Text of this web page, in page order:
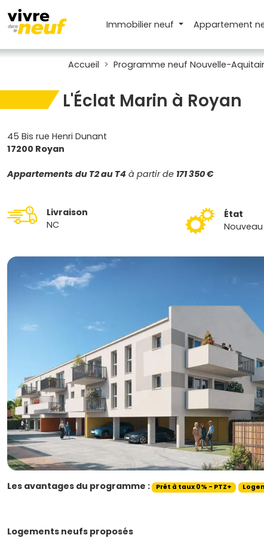
Immobilier neuf Appartement
Accueil Programme neuf Nouvelle-
L'Éclat Marin à Royan
45 Bis rue Henri Dunant
17200 Royan
Appartements du T2 au T4 à partir de 171 350 €
Livraison
NC
État
Les avantages du programme : Prêt à taux 0% - PTZ+
Logements neufs proposés